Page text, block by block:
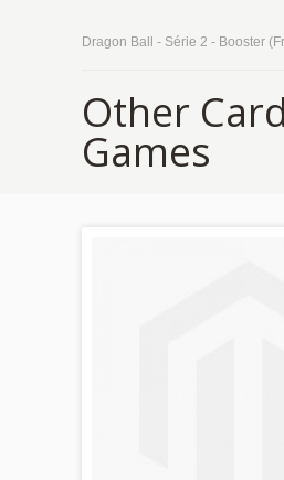
Dragon Ball - Série 2 - Booster
Other Card
Games